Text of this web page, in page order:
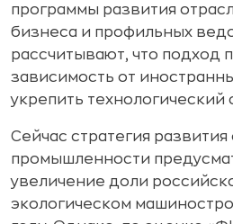
программы развития
бизнеса и профильных
рассчитывают, что подход
зависимость от
укрепить технологический
Сейчас стратегия
промышленности
увеличение доли
экологическом